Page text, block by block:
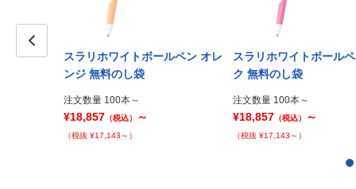
スラリホワイトボールペン オレ
ンジ 無料のし袋
注文数量 100本～
¥18,857 （税込） ～
（税抜 ¥17,143～）
スラリホワイトボール
ク 無料のし袋
注文数量 100本～
¥18,857 （税込） ～
（税抜 ¥17,143～）